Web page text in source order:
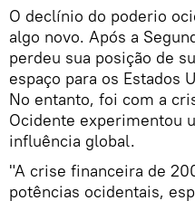
O declínio do poderio
algo novo. Após a
perdeu sua posição de
espaço para os Estados
No entanto, foi com a
Ocidente experimentou
influência global.
"A crise financeira de
potências ocidentais,